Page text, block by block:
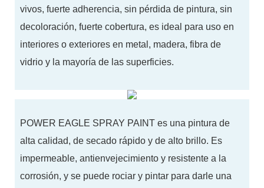
POWER EAGLE SPRAY PAINT es una pintura de
alta calidad, de secado rápido y de alto brillo. Es
impermeable, antienvejecimiento y resistente a la
corrosión, y se puede rociar y pintar para darle una
vivos, fuerte adherencia, sin pérdida de pintura, sin
decoloración, fuerte cobertura, es ideal para uso en
interiores o exteriores en metal, madera, fibra de
vidrio y la mayoría de las superficies.